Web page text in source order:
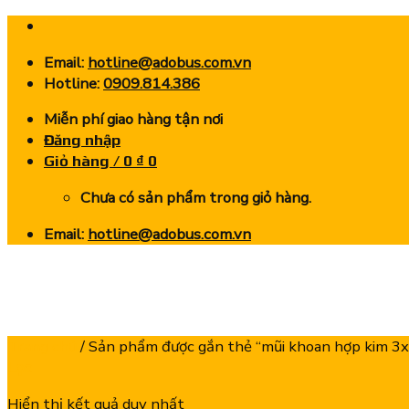
Skip
contentEmail: hotline@adobus.com.vn
Hotline:0909.814.386
Miễn phí giao hàng tận nơi
Đăng nhập
Giỏ hàng / 0 ₫ 0
Chưa có sản phẩm trong giỏ hàng.
Email: hotline@adobus.com.vn
/Sản phẩm được gắn thẻ “mũi khoan hợp kim
Hiển thị kết quả duy nhất